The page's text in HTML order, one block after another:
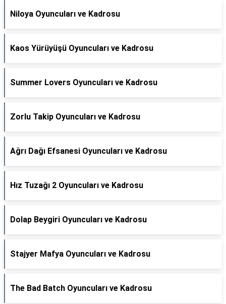
Niloya Oyuncuları ve Kadrosu
Kaos Yürüyüşü Oyuncuları ve Kadrosu
Summer Lovers Oyuncuları ve Kadrosu
Zorlu Takip Oyuncuları ve Kadrosu
Ağrı Dağı Efsanesi Oyuncuları ve Kadrosu
Hız Tuzağı 2 Oyuncuları ve Kadrosu
Dolap Beygiri Oyuncuları ve Kadrosu
Stajyer Mafya Oyuncuları ve Kadrosu
The Bad Batch Oyuncuları ve Kadrosu